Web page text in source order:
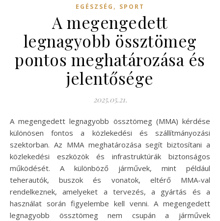
EGÉSZSÉG , SPORT
A megengedett
legnagyobb össztömeg
pontos meghatározása és
jelentősége
2025.05.21.
A megengedett legnagyobb össztömeg (MMA) kérdése
különösen fontos a közlekedési és szállítmányozási
szektorban. Az MMA meghatározása segít biztosítani a
közlekedési eszközök és infrastruktúrák biztonságos
működését. A különböző járművek, mint például
teherautók, buszok és vonatok, eltérő MMA-val
rendelkeznek, amelyeket a tervezés, a gyártás és a
használat során figyelembe kell venni. A megengedett
legnagyobb össztömeg nem csupán a járművek